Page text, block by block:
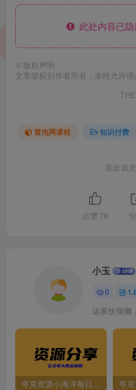
此处内容已隐
© 版权声明
文章版权归作者所有，未经允许请
冒泡网课程 知识付费
喜欢就
点赞 78
小玉
0
这家伙很懒
夸克资源小海洋每日更新资源大汇总（持续更新）